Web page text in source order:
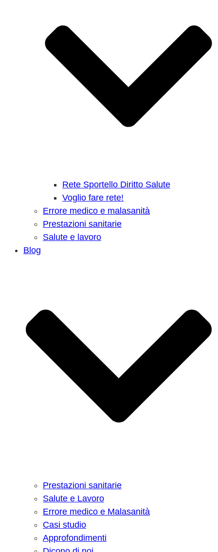
Rete Sportello Diritto Salute
Voglio fare rete!
Errore medico e malasanità
Prestazioni sanitarie
Salute e lavoro
Blog
Prestazioni sanitarie
Salute e Lavoro
Errore medico e Malasanità
Casi studio
Approfondimenti